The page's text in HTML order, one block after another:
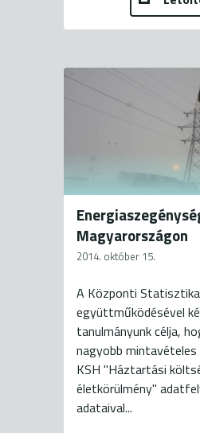
Magyarországon
2014. október 15.
A Központi
együttműködésével
tanulmányunk célja,
nagyobb
KSH "Háztartási
életkörülmény"
adataival...